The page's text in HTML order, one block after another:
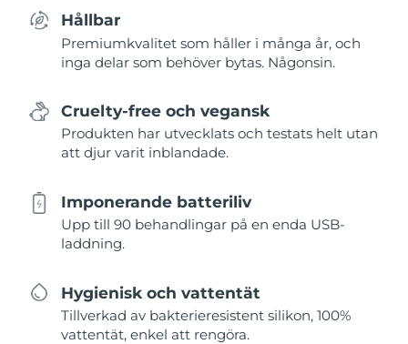
Hållbar
Premiumkvalitet som håller i många år, och
inga delar som behöver bytas. Någonsin.
Cruelty-free och vegansk
Produkten har utvecklats och testats helt utan
att djur varit inblandade.
Imponerande batteriliv
Upp till 90 behandlingar på en enda USB-
laddning.
Hygienisk och vattentät
Tillverkad av bakterieresistent silikon, 100%
vattentät, enkel att rengöra.